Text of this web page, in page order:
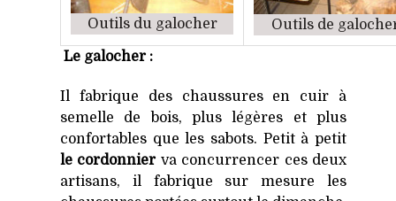
Outils du galocher Outils de
Le galocher :
Il fabrique des chaussures en cuir à
semelle de bois, plus légères et plus
confortables que les sabots. Petit à petit
le cordonnier va concurrencer ces deux
artisans, il fabrique sur mesure les